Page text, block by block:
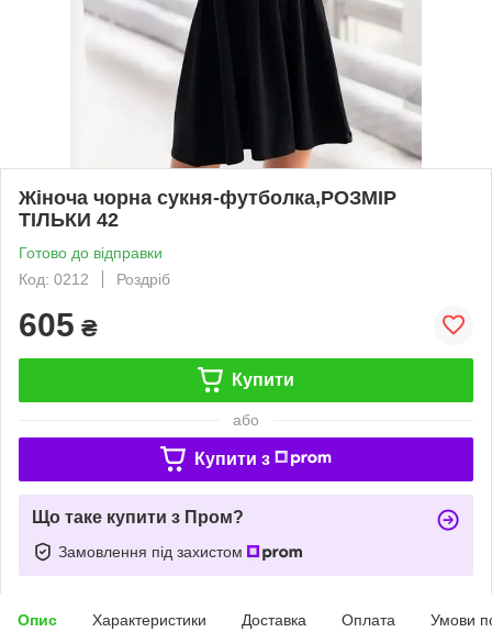
Жіноча чорна сукня-футболка,РОЗМІР
ТІЛЬКИ 42
Готово до відправки
Код: 0212
Роздріб
605 ₴
Купити
або
Купити з
Що таке купити з Пром?
Замовлення під захистом
Опис Характеристики Доставка Оплата Умови